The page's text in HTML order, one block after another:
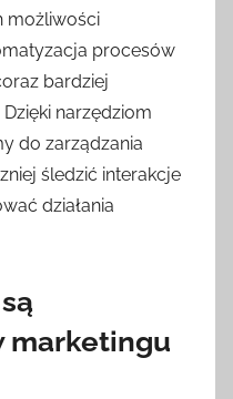
możliwości
procesów
bardziej
narzędziom
do zarządzania
śledzić interakcje
działania
marketingu